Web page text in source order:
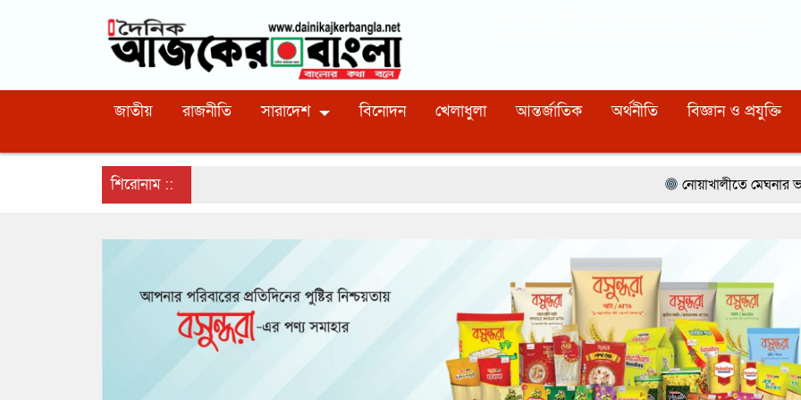
জাতীয় রাজনীতি সারাদেশ বিনোদন খেলাধুলা আন্তর্জাতিক অর্থনীতি বিজ্ঞান ও প্রযুক্তি
শিরোনাম :: নোয়াখালীতে মেঘনার ভাঙনরোধে জিও ব্যাগ